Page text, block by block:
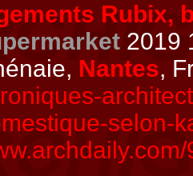
Rubix,
2019
Nantes,
selon-